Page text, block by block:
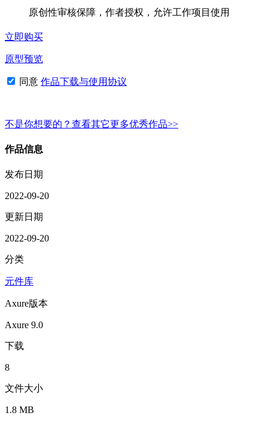
原创性审核保障，作者授权，允许工作项目使用
立即购买
原型预览
同意 作品下载与使用协议
不是你想要的？查看其它更多优秀作品>>
作品信息
发布日期
2022-09-20
更新日期
2022-09-20
分类
元件库
Axure版本
Axure 9.0
下载
8
文件大小
1.8 MB